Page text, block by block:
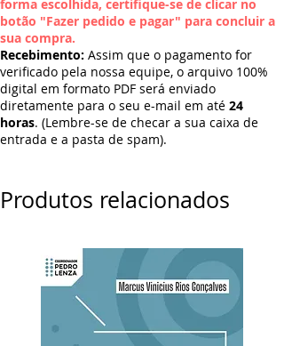
forma escolhida, certifique-se de clicar no
botão "Fazer pedido e pagar" para concluir a
sua compra.
Recebimento: Assim que o pagamento for
verificado pela nossa equipe, o arquivo 100%
digital em formato PDF será enviado
diretamente para o seu e-mail em até 24
horas. (Lembre-se de checar a sua caixa de
entrada e a pasta de spam).
Produtos relacionados